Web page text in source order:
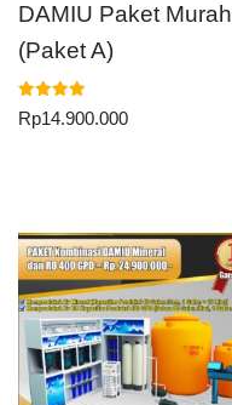
DAMIU Paket Murah
(Paket A)
Dinilai
5.00
Rp14.900.000